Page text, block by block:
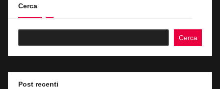
Cerca
Cerca
Post recenti